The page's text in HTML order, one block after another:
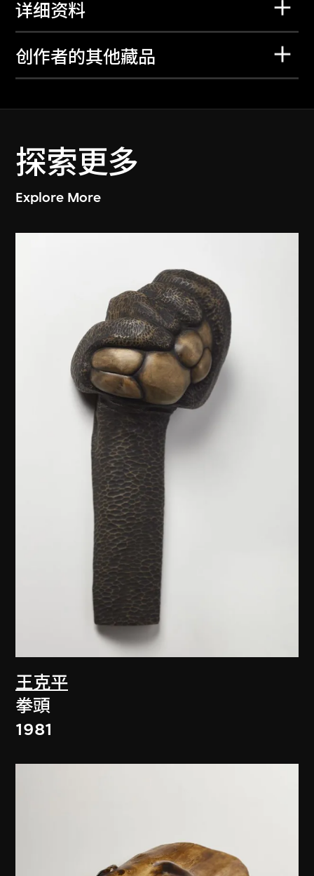
详细资料
创作者的其他藏品
探索更多
Explore More
王克平
拳頭
1981